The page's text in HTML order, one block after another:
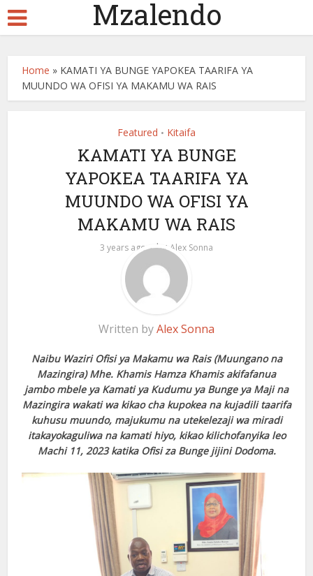
Mzalendo
Home » KAMATI YA BUNGE YAPOKEA TAARIFA YA
MUUNDO WA OFISI YA MAKAMU WA RAIS
Featured • Kitaifa
KAMATI YA BUNGE
YAPOKEA TAARIFA YA
MUUNDO WA OFISI YA
MAKAMU WA RAIS
3 years ago by Alex Sonna
Written byAlex Sonna
Naibu Waziri Ofisi ya Makamu wa Rais (Muungano na
Mazingira) Mhe. Khamis Hamza Khamis akifafanua
jambo mbele ya Kamati ya Kudumu ya Bunge ya Maji na
Mazingira wakati wa kikao cha kupokea na kujadili taarifa
kuhusu muundo, majukumu na utekelezaji wa miradi
itakayokaguliwa na kamati hiyo, kikao kilichofanyika leo
Machi 11, 2023 katika Ofisi za Bunge jijini Dodoma.